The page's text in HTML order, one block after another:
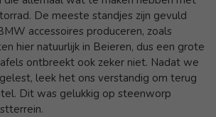
De meeste standjes zijn gevuld
accessoires produceren, zoals
hier natuurlijk in Beieren, dus een grote
ontbreekt ook zeker niet. Nadat we
leek het ons verstandig om terug
Dit was gelukkig op steenworp